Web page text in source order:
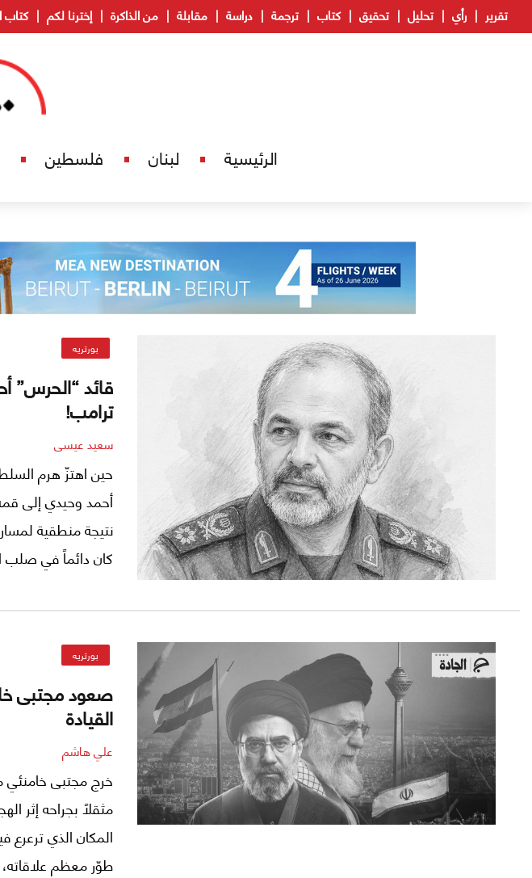
تقرير رأي تحليل تحقيق كتاب ترجمة دراسة مقابلة من الذاكرة إخترنا لكم كتاب
الرئيسية لبنان فلسطين
بورتريه
قائد “الحرس”
ترامب!
سعيد عيسى
أحمد وحيدي إلى
نتيجة منطقية
كان دائماً في صلب
التي لا تُرى.
بورتريه
صعود مجتبى
القيادة
علي هاشم
خرج مجتبى
مثقلاً بجراحه إثر
المكان الذي
طوّر معظم